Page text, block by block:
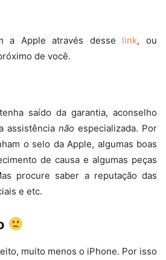
a Apple através desse link, ou
de você.
saído da garantia, aconselho
assistência nãoespecializada. Por
o selo da Apple, algumas boas
de causa e algumas peças
procure saber a reputação das
e etc.
muito menos o iPhone. Por isso